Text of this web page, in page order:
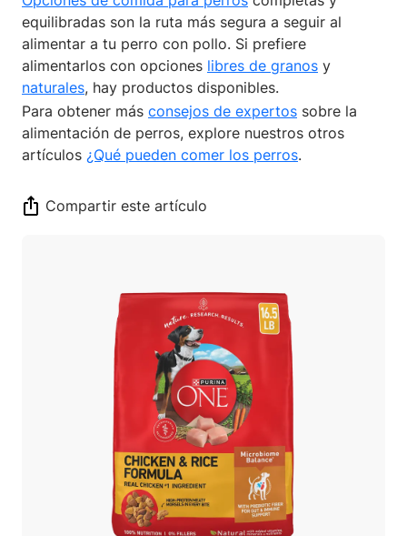
equilibradas son la ruta más segura a seguir al
alimentar a tu perro con pollo. Si prefiere
alimentarlos con opciones libres de granos y
naturales, hay productos disponibles.
Para obtener más consejos de expertos sobre la
alimentación de perros, explore nuestros otros
artículos ¿Qué pueden comer los perros.
Compartir este artículo